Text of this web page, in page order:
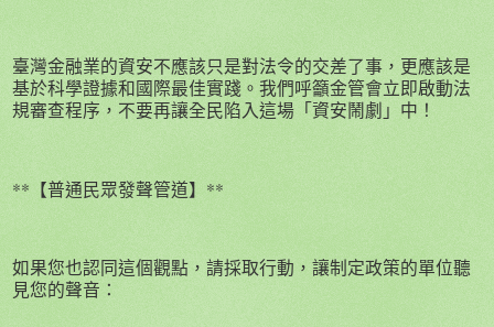
臺灣金融業的資安不應該只是對法令的交差了事，更應該是
基於科學證據和國際最佳實踐。我們呼籲金管會立即啟動法
規審查程序，不要再讓全民陷入這場「資安鬧劇」中！
**【普通民眾發聲管道】**
如果您也認同這個觀點，請採取行動，讓制定政策的單位聽
見您的聲音：